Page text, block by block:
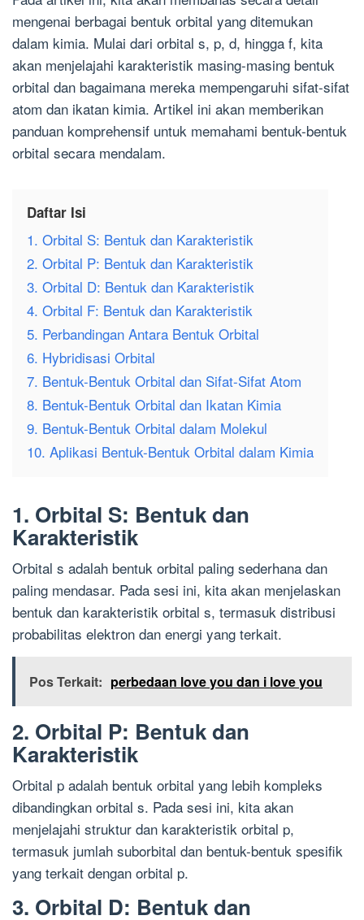
mengenai berbagai bentuk orbital yang ditemukan
dalam kimia. Mulai dari orbital s, p, d, hingga f, kita
akan menjelajahi karakteristik masing-masing bentuk
orbital dan bagaimana mereka mempengaruhi sifat-sifat
atom dan ikatan kimia. Artikel ini akan memberikan
panduan komprehensif untuk memahami bentuk-bentuk
orbital secara mendalam.
Daftar Isi
1. Orbital S: Bentuk dan Karakteristik
2. Orbital P: Bentuk dan Karakteristik
3. Orbital D: Bentuk dan Karakteristik
4. Orbital F: Bentuk dan Karakteristik
5. Perbandingan Antara Bentuk Orbital
6. Hybridisasi Orbital
7. Bentuk-Bentuk Orbital dan Sifat-Sifat Atom
8. Bentuk-Bentuk Orbital dan Ikatan Kimia
9. Bentuk-Bentuk Orbital dalam Molekul
10. Aplikasi Bentuk-Bentuk Orbital dalam Kimia
1. Orbital S: Bentuk dan
Karakteristik
Orbital s adalah bentuk orbital paling sederhana dan
paling mendasar. Pada sesi ini, kita akan menjelaskan
bentuk dan karakteristik orbital s, termasuk distribusi
probabilitas elektron dan energi yang terkait.
Pos Terkait: perbedaan love you dan i love you
2. Orbital P: Bentuk dan
Karakteristik
Orbital p adalah bentuk orbital yang lebih kompleks
dibandingkan orbital s. Pada sesi ini, kita akan
menjelajahi struktur dan karakteristik orbital p,
termasuk jumlah suborbital dan bentuk-bentuk spesifik
yang terkait dengan orbital p.
3. Orbital D: Bentuk dan